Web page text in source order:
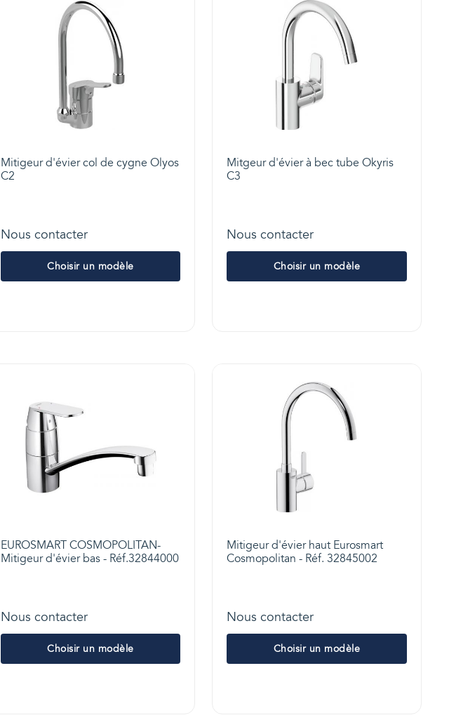
Mitigeur d'évier col de cygne Olyos
C2
Nous contacter
Choisir un modèle
Mitgeur d'évier à bec tube Okyris
C3
Nous contacter
Choisir un modèle
EUROSMART COSMOPOLITAN-
Mitigeur d'évier bas - Réf.32844000
Nous contacter
Choisir un modèle
Mitigeur d'évier haut Eurosmart
Cosmopolitan - Réf. 32845002
Nous contacter
Choisir un modèle